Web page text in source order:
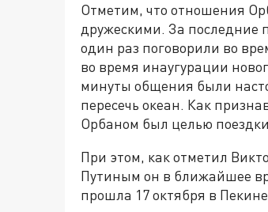
Отметим, что отношения
дружескими. За последние
один раз поговорили во
во время инаугурации
минуты общения были
пересечь океан. Как
Орбаном был целью
При этом, как отметил
Путиным он в ближайшее
прошла 17 октября в